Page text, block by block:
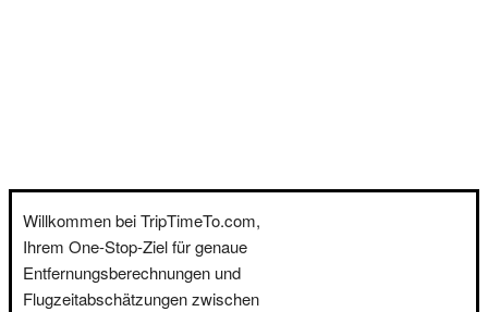
Willkommen bei TripTimeTo.com,
Ihrem One-Stop-Ziel für genaue
Entfernungsberechnungen und
Flugzeitabschätzungen zwischen